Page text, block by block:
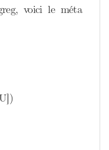
voici le méta